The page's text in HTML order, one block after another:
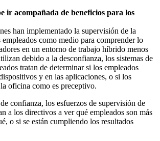
ir acompañada de beneficios para los
han implementado la supervisión de la
como medio para comprender lo
en un entorno de trabajo híbrido menos
debido a la desconfianza, los sistemas de
tratan de determinar si los empleados
y en las aplicaciones, o si los
oficina como es preceptivo.
confianza, los esfuerzos de supervisión de
a los directivos a ver qué empleados son más
o si se están cumpliendo los resultados